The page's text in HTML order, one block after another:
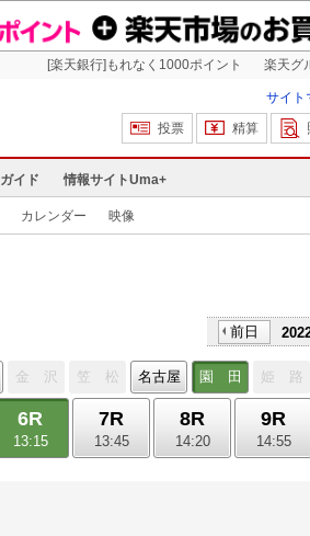
[楽天銀行]もれなく1000ポイント 楽天グ
サイト
投票
精算
ガイド 情報サイトUma+
カレンダー 映像
前日
金 沢 笠 松 名古屋 園 田 姫 路
6R
13:15
7R
13:45
8R
14:20
9R
14:55